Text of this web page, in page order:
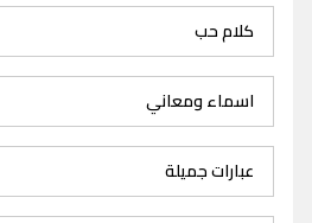
كلام حب
اسماء ومعاني
عبارات جميلة